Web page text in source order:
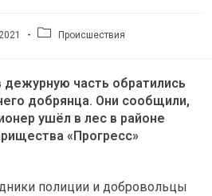
РубрикаПроисшествия
часть обратились
добрянца. Они сообщили,
ушёл в лес в районе
«Прогресс»
полиции и добровольцы